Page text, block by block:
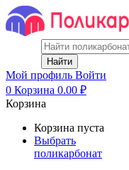
Найти
Мой профиль Войти
0 Корзина 0.00 ₽
Корзина
Корзина пуста
Выбрать
поликарбонат